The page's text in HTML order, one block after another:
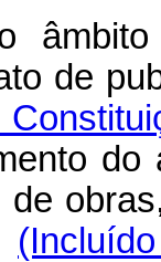
de